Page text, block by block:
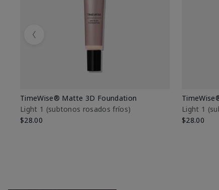
TimeWise® Matte 3D Foundation
Light 1​ (subtonos rosados fríos)
$28.00
Light 1​
$28.00
Previous